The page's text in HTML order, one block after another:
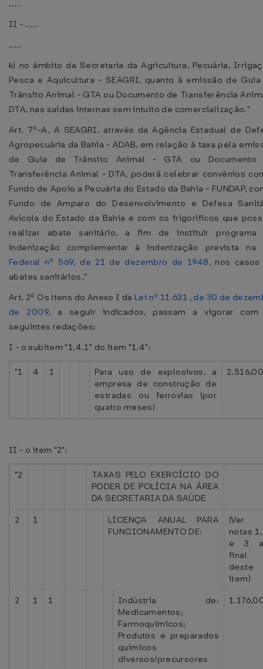
.....
II - .....
.....
k) no âmbito da Secretaria da Agricultura, Pecuária,
Pesca e Aquicultura - SEAGRI, quanto à emissão de
Trânsito Animal - GTA ou Documento de Transferência
DTA, nas saídas internas sem intuito de comercialização."
Art. 7º-A. A SEAGRI, através da Agência Estadual de
Agropecuária da Bahia - ADAB, em relação à taxa pela
de Guia de Trânsito Animal - GTA ou Documento
Transferência Animal - DTA, poderá celebrar convênios
Fundo de Apoio a Pecuária do Estado da Bahia - FUNDAP,
Fundo de Amparo do Desenvolvimento e Defesa
Avícola do Estado da Bahia e com os frigoríficos que
realizar abate sanitário, a fim de instituir programa
indenização complementar à indenização prevista na
Federal nº 569, de 21 de dezembro de 1948, nos
abates sanitários."
Art. 2º Os itens do Anexo I da Lei nº 11.631 , de 30 de
de 2009, a seguir indicados, passam a vigorar com
seguintes redações:
I - o subitem "1.4.1" do item "1.4":
"1 4 1
Para uso de explosivos, a
empresa de construção de
estradas ou ferrovias (por
quatro meses)
II - o item "2":
"2
TAXAS PELO EXERCÍCIO DO
PODER DE POLÍCIA NA ÁREA
DA SECRETARIA DA SAÚDE
2
1
LICENÇA ANUAL PARA
FUNCIONAMENTO DE:
(Ver
notas
e 3
final
deste
item)
2
1 1
Indústria de:
Medicamentos;
Farmoquímicos;
Produtos e preparados
químicos
diversos/precursores